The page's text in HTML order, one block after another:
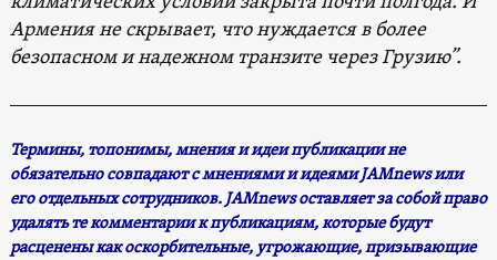
Армения не скрывает, что нуждается в более
безопасном и надежном транзите через Грузию”.
Термины, топонимы, мнения и идеи публикации не
обязательно совпадают с мнениями и идеями JAMnews или
его отдельных сотрудников. JAMnews оставляет за собой право
удалять те комментарии к публикациям, которые будут
расценены как оскорбительные, угрожающие, призывающие